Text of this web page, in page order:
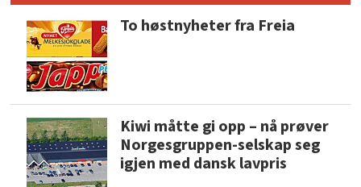
To høstnyheter fra Freia
Kiwi måtte gi opp – nå prøver
Norgesgruppen-selskap seg
igjen med dansk lavpris